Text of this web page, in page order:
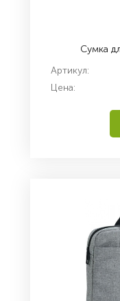
Сумка
Артикул:
Цена: